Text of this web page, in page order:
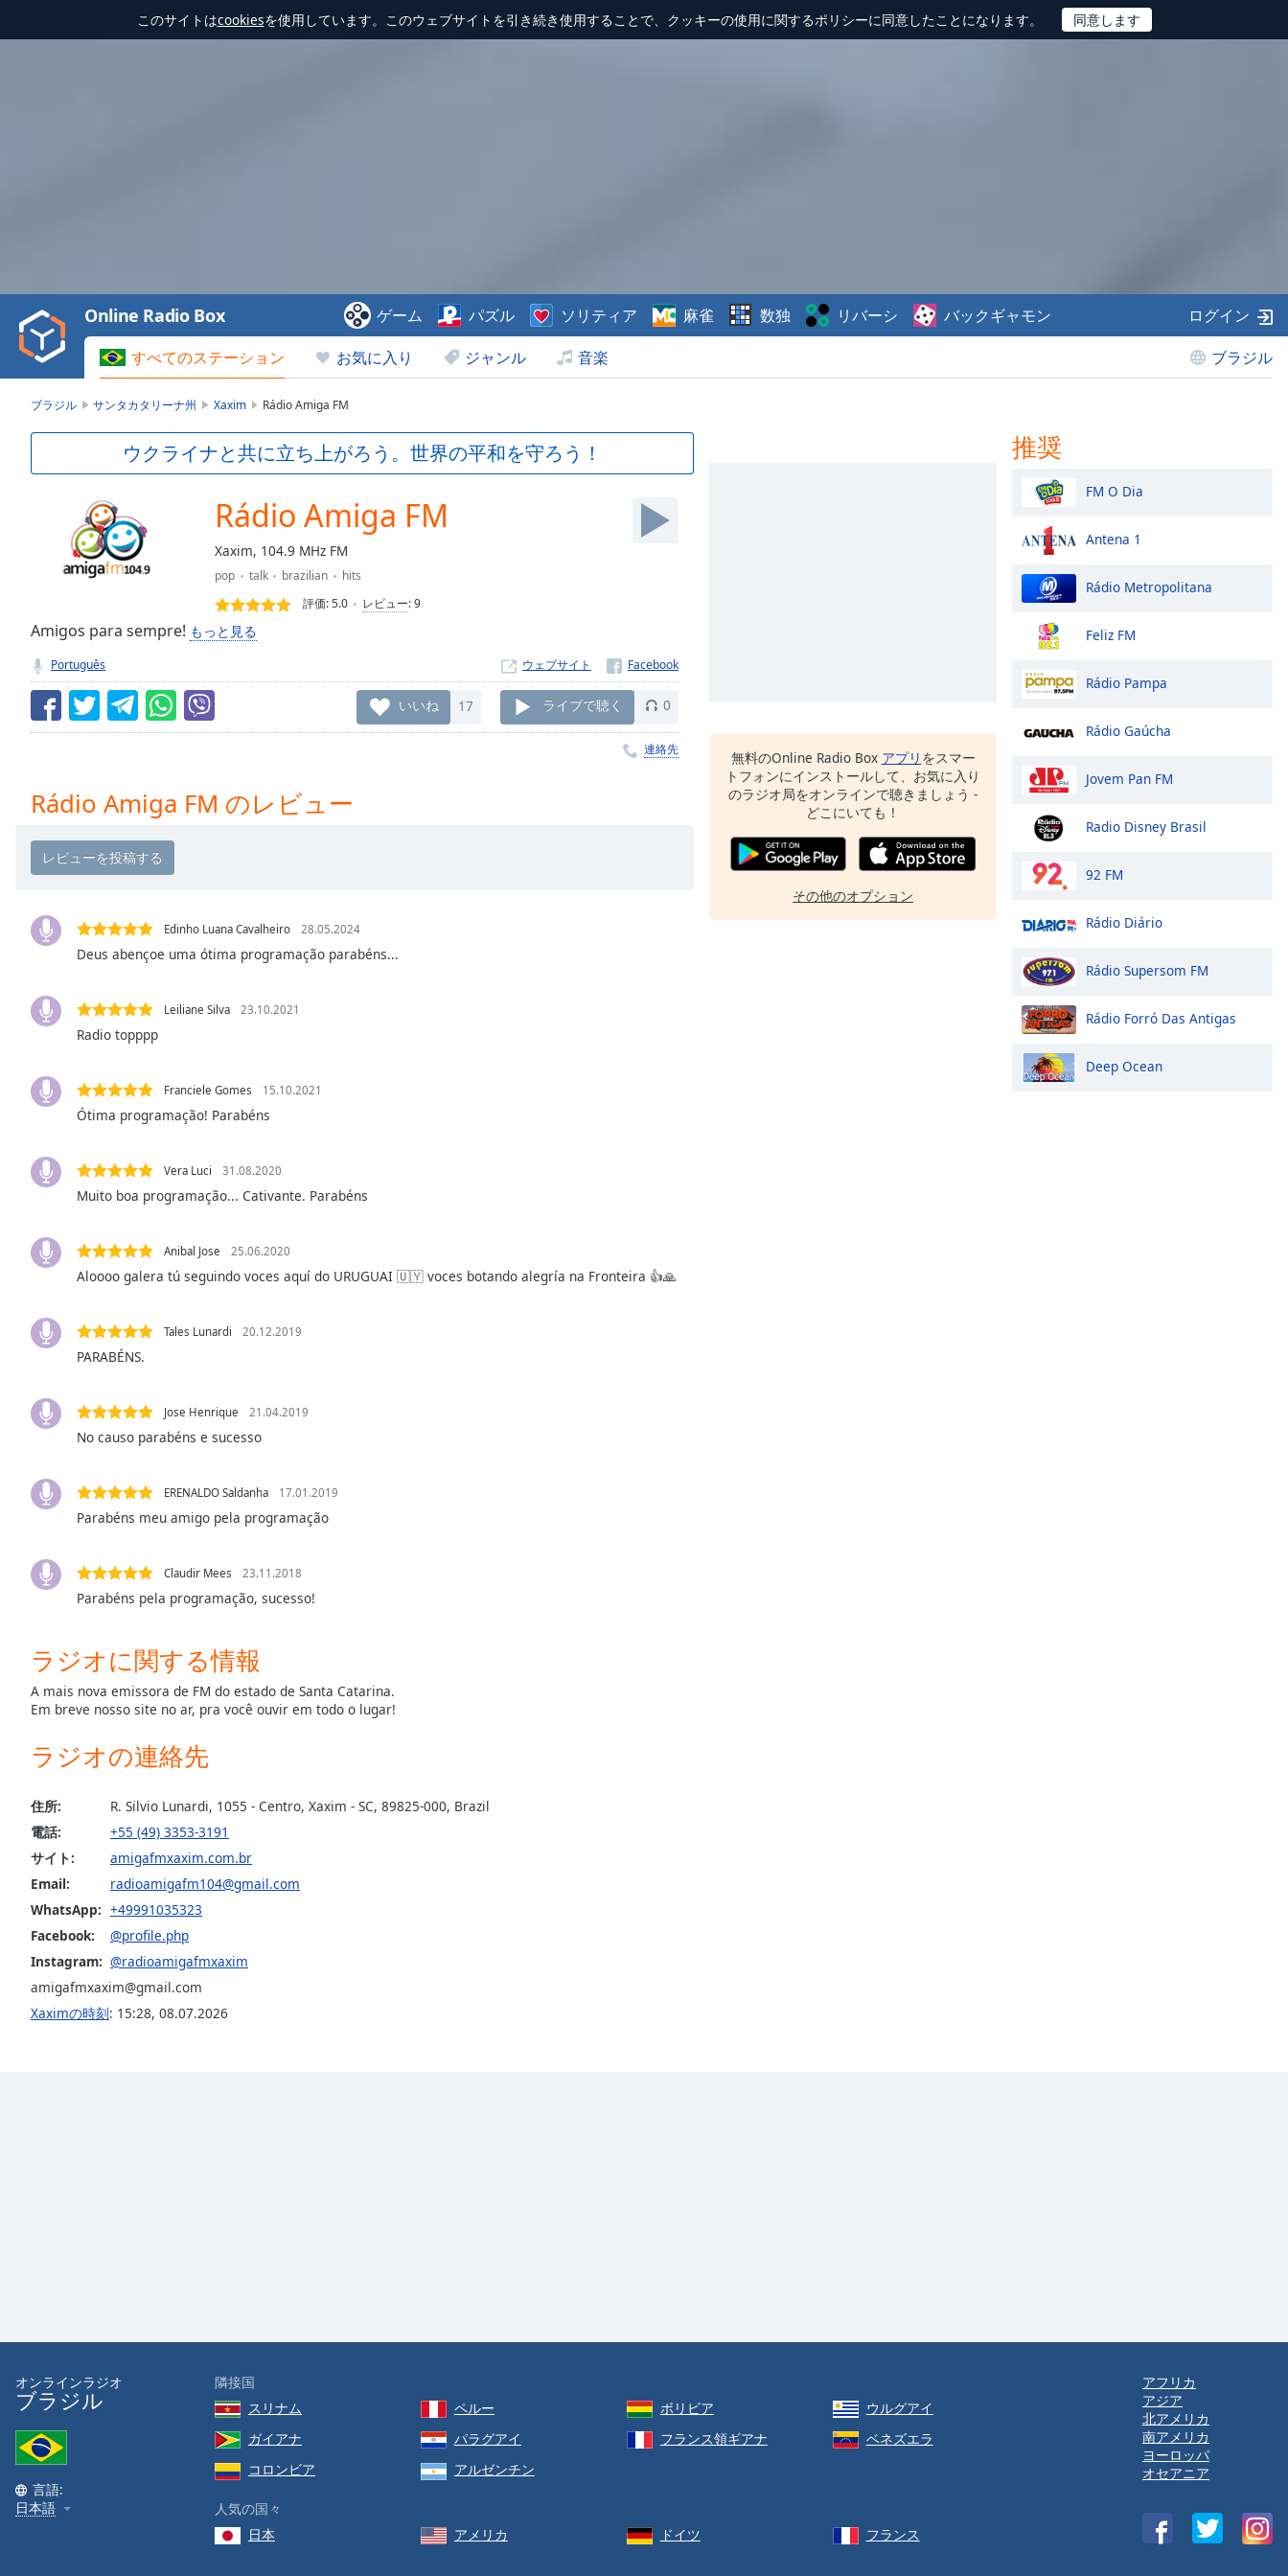
このサイトはcookiesを使用しています。このウェブサイトを引き続き使用することで、クッキーの使用に関するポリシーに同意したことになります。
Video
Play
Backward
Skip
Mute
Current
Seek to
currently
behind
LIVE
Remaining
Time-
Playback
Chapters
Descriptions
off
selected
subtitles
settings,
subtitles
settings
dialog
off
selected
Picture-
Fullscreen
modal
window.
dialog
cancel
close
window.
Color
Opacity
Background
Text
Style
Font
Family
Reset
すべてのステーション お気に入り ジャンル 音楽 ブラジル
Online Radio Box ゲーム パズル ソリティア 麻雀 数独 リバーシ バックギャモン ログイン
ブラジル サンタカタリーナ州 Xaxim Rádio Amiga FM
ウクライナと共に立ち上がろう。世界の平和を守ろう！
Rádio Amiga FM
Xaxim, 104.9 MHz FM
pop talk brazilian
hits
評価:5.0 レビュー:9
Amigos para sempre! もっと見る
Português ウェブサイト
いいね 17 ライブで聴く 0
連絡先
Rádio Amiga FM のレビュー
Edinho Luana Cavalheiro 28.05.2024
Deus abençoe uma ótima programação parabéns...
Leiliane Silva 23.10.2021
Radio topppp
Franciele Gomes 15.10.2021
Ótima programação! Parabéns
Vera Luci 31.08.2020
Muito boa programação... Cativante. Parabéns
Anibal Jose 25.06.2020
Aloooo galera tú seguindo voces aquí do URUGUAI 🇺🇾 voces botando alegría na Fronteira 👍🙏
Tales Lunardi 20.12.2019
PARABÉNS.
Jose Henrique 21.04.2019
No causo parabéns e sucesso
ERENALDO Saldanha 17.01.2019
Parabéns meu amigo pela programação
Claudir Mees 23.11.2018
Parabéns pela programação, sucesso!
ラジオに関する情報
A mais nova emissora de FM do estado de Santa Catarina.
Em breve nosso site no ar, pra você ouvir em todo o lugar!
ラジオの連絡先
住所:
R. Silvio Lunardi, 1055 - Centro, Xaxim - SC, 89825-000, Brazil
電話:
+55 (49) 3353-3191
サイト:
amigafmxaxim.com.br
Email:
radioamigafm104@gmail.com
WhatsApp: +49991035323
Facebook:
@profile.php
Instagram: @radioamigafmxaxim
amigafmxaxim@gmail.com
Xaximの時刻: 15:28, 08.07.2026
無料のOnline Radio Box アプリ をスマー
トフォンにインストールして、お気に入り
のラジオ局をオンラインで聴きましょう -
どこにいても！
その他のオプション
推奨
FM O Dia
Antena 1
Rádio Metropolitana
Feliz FM
Rádio Pampa
Rádio Gaúcha
Jovem Pan FM
Radio Disney Brasil
92 FM
Rádio Diário
Rádio Supersom FM
Rádio Forró Das Antigas
Deep Ocean
オンラインラジオ
ブラジル
言語:
日本語
隣接国
スリナム
ペルー ボリビア
ウルグアイ
ガイアナ
パラグアイ フランス領ギアナ
ベネズエラ
コロンビア
アルゼンチン
人気の国々
日本
アメリカ ドイツ フランス
アフリカ
アジア
北アメリカ
南アメリカ
ヨーロッパ
オセアニア